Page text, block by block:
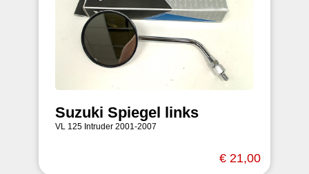
Suzuki Spiegel links
VL 125 Intruder 2001-2007
€ 21,00